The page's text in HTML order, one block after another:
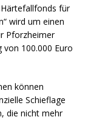
für
wird um einen
Pforzheimer
100.000 Euro
können
Schieflage
die nicht mehr